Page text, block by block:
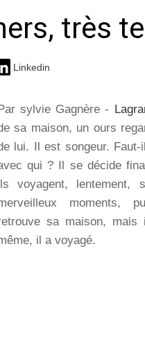
très
Linkedin
sylvie Gagnère -
sa maison, un ours
lui. Il est songeur.
qui ? Il se décide
voyagent, lentement,
moments,
sa maison,
il a voyagé.